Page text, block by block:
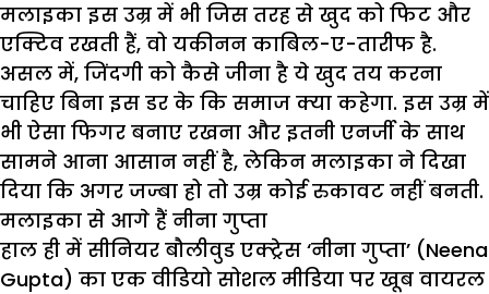
मलाइका इस उम्र में भी जिस तरह से खुद को फिट और
एक्टिव रखती हैं, वो यकीनन काबिल-ए-तारीफ है.
असल में, जिंदगी को कैसे जीना है ये खुद तय करना
चाहिए बिना इस डर के कि समाज क्या कहेगा. इस उम्र में
भी ऐसा फिगर बनाए रखना और इतनी एनर्जी के साथ
सामने आना आसान नहीं है, लेकिन मलाइका ने दिखा
दिया कि अगर जज्बा हो तो उम्र कोई रुकावट नहीं बनती.
मलाइका से आगे हैं नीना गुप्ता
हाल ही में सीनियर बौलीवुड एक्ट्रेस ‘नीना गुप्ता’ (Neena
Gupta) का एक वीडियो सोशल मीडिया पर खूब वायरल